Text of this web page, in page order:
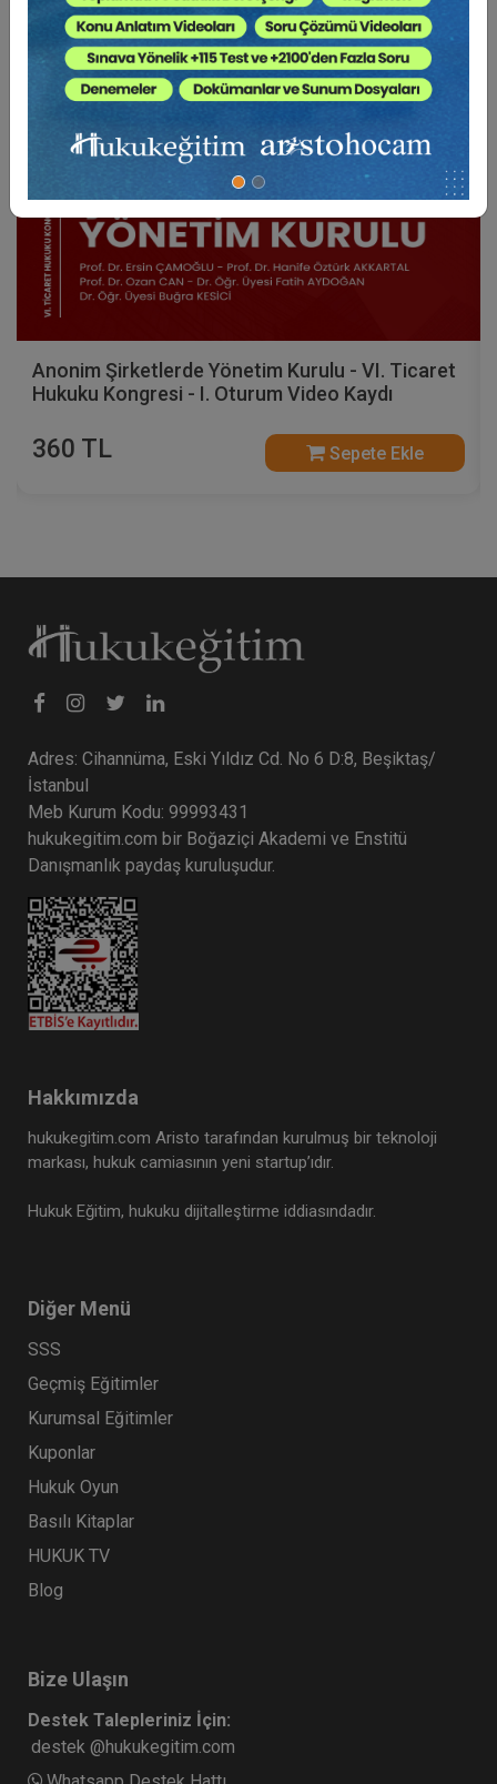
Tüketici Hukuku Enstitüsü
Anonim Şirketlerde Yönetim Kurulu - VI. Ticaret
Hukuku Kongresi - I. Oturum Video Kaydı
360 TL Sepete Ekle
Adres: Cihannüma, Eski Yıldız Cd. No 6 D:8, Beşiktaş/
İstanbul
Meb Kurum Kodu: 99993431
hukukegitim.com bir Boğaziçi Akademi ve Enstitü
Danışmanlık paydaş kuruluşudur.
Hakkımızda
hukukegitim.com Aristo tarafından kurulmuş bir teknoloji
markası, hukuk camiasının yeni startup’ıdır.
Hukuk Eğitim, hukuku dijitalleştirme iddiasındadır.
Diğer Menü
SSS
Geçmiş Eğitimler
Kurumsal Eğitimler
Kuponlar
Hukuk Oyun
Basılı Kitaplar
HUKUK TV
Blog
Bize Ulaşın
Destek Talepleriniz İçin:
destek @hukukegitim.com